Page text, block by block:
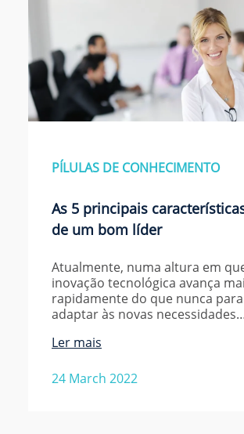
PÍLULAS DE CONHECIMENTO
As 5 principais
de um bom líder
Atualmente, numa altura em
inovação tecnológica avança
rapidamente do que nunca
adaptar às novas
24 March 2022
Ler mais